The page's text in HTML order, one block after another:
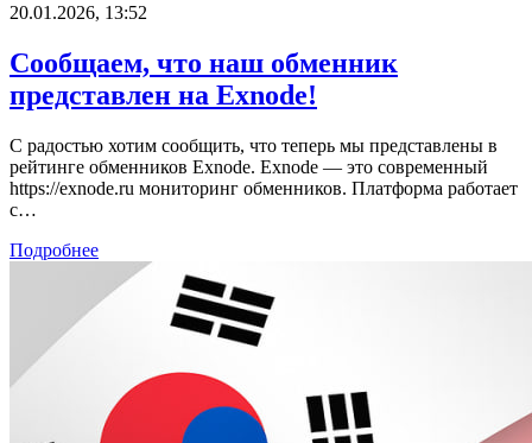
20.01.2026, 13:52
Сообщаем, что наш обменник
представлен на Exnode!
С радостью хотим сообщить, что теперь мы представлены в
рейтинге обменников Exnode. Exnode — это современный
https://exnode.ru мониторинг обменников. Платформа работает
с…
Подробнее